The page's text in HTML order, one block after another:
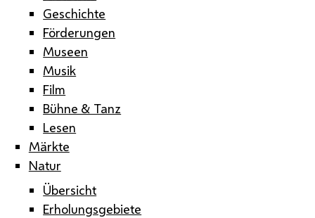
Geschichte
Förderungen
Museen
Musik
Film
Bühne & Tanz
Lesen
Märkte
Natur
Übersicht
Erholungsgebiete